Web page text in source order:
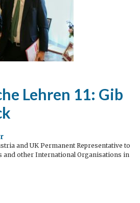
Lehren 11: Gib
and UK Permanent Representative to
and other International Organisations in